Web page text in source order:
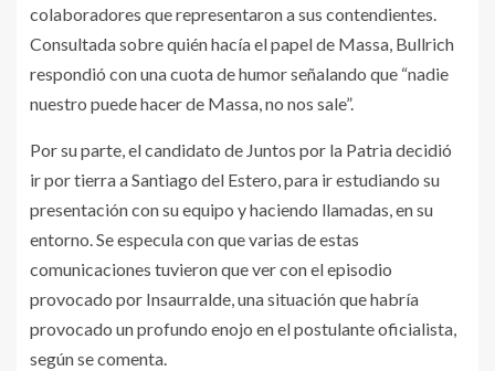
colaboradores que representaron a sus contendientes.
Consultada sobre quién hacía el papel de Massa, Bullrich
respondió con una cuota de humor señalando que “nadie
nuestro puede hacer de Massa, no nos sale”.
Por su parte, el candidato de Juntos por la Patria decidió
ir por tierra a Santiago del Estero, para ir estudiando su
presentación con su equipo y haciendo llamadas, en su
entorno. Se especula con que varias de estas
comunicaciones tuvieron que ver con el episodio
provocado por Insaurralde, una situación que habría
provocado un profundo enojo en el postulante oficialista,
según se comenta.